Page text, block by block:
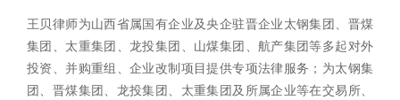
王贝律师为山西省属国有企业及央企驻晋企业太钢集团、晋煤
集团、太重集团、龙投集团、山煤集团、航产集团等多起对外
投资、并购重组、企业改制项目提供专项法律服务；为太钢集
团、晋煤集团、龙投集团、太重集团及所属企业等在交易所、